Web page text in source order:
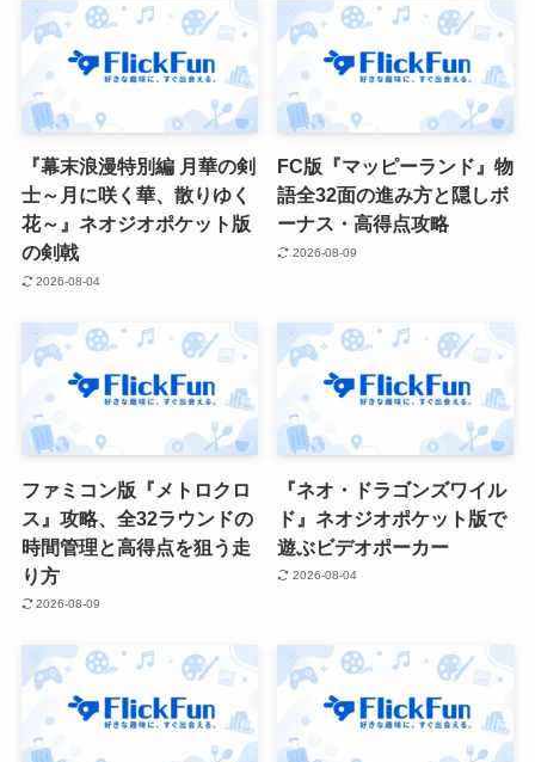
『幕末浪漫特別編 月華の剣
士～月に咲く華、散りゆく
花～』ネオジオポケット版
の剣戟
2026-08-04
FC版『マッピーランド』物
語全32面の進み方と隠しボ
ーナス・高得点攻略
2026-08-09
ファミコン版『メトロクロ
ス』攻略、全32ラウンドの
時間管理と高得点を狙う走
り方
2026-08-09
『ネオ・ドラゴンズワイル
ド』ネオジオポケット版で
遊ぶビデオポーカー
2026-08-04